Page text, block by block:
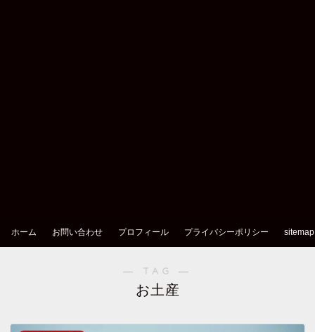
ホーム お問い合わせ プロフィール プライバシーポリシー sitemap
― TAG ―
お土産